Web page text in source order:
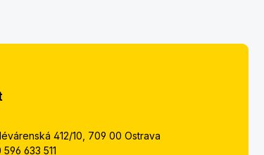
412/10, 709 00 Ostrava
633 511